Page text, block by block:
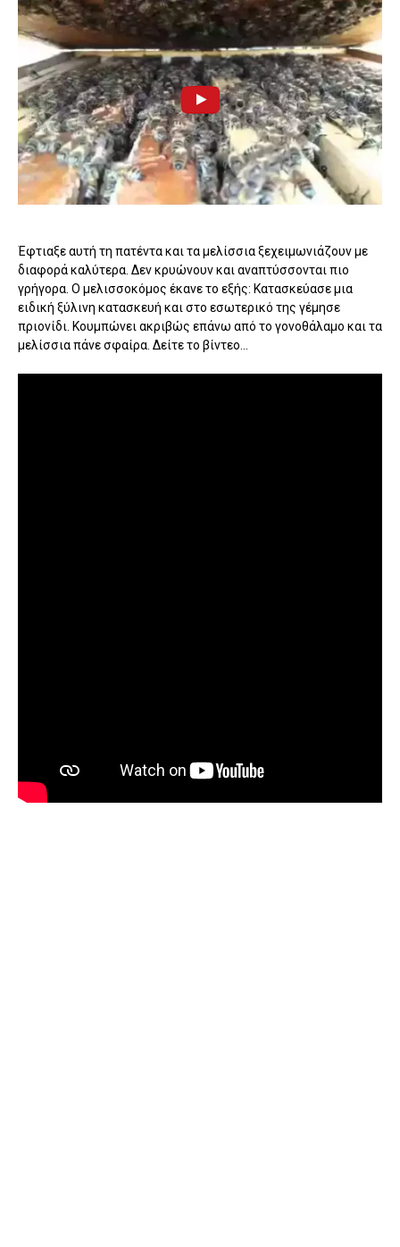
Έφτιαξε αυτή τη πατέντα και τα μελίσσια ξεχειμωνιάζουν με
διαφορά καλύτερα. Δεν κρυώνουν και αναπτύσσονται πιο
γρήγορα. Ο μελισσοκόμος έκανε το εξής: Κατασκεύασε μια
ειδική ξύλινη κατασκευή και στο εσωτερικό της γέμησε
πριονίδι. Κουμπώνει ακριβώς επάνω από το γονοθάλαμο και τα
μελίσσια πάνε σφαίρα. Δείτε το βίντεο...